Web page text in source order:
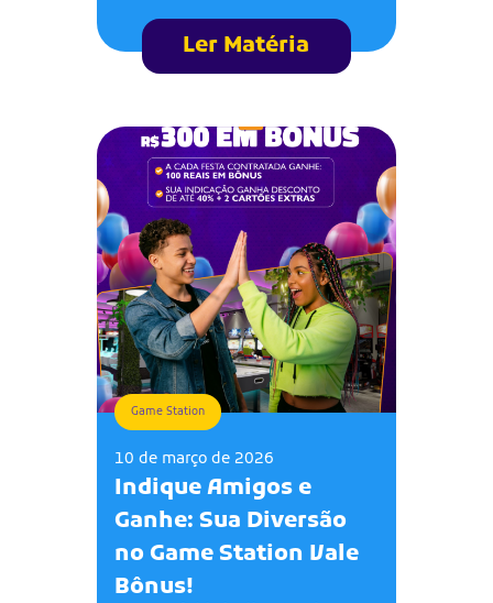
Ler Matéria
Game Station
10 de março de 2026
Indique Amigos e
Ganhe: Sua Diversão
no Game Station Vale
Bônus!